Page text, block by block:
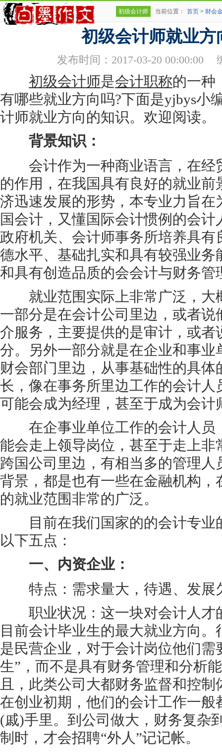
初级会计师 当前位置： 首页 > 财会
初级会计师就业方
发布时间：2017-03-20 00:00:00
初级会计师是会计职称的一种
有哪些就业方向吗?下面是yjbys小
计师就业方向的知识。欢迎阅读。
背景知识：
会计作为一种商业语言，在经
的作用，在我国具有良好的就业
济迅速发展的形势，本专业力旨在
国会计，又懂国际会计惯例的会
政府机关、会计师事务所培养具有
德水平、基础扎实和具有较强业务
和具有创造品质的会会计与财务管
就业范围实际上非常广泛，大
一部分是在会计公司里边，或者
介服务，主要提供的是审计，或者
分。另外一部分就是在企业和事业
财会部门里边，从事基础性的具
长，像在事务所里边工作的会计人
可能会成为经理，甚至于成为会计
在企事业单位工作的会计人员
能会走上领导岗位，甚至于走上非
跨国公司里边，有相当多的管理
背景，都是也有一些在金融机构，
的就业范围非常的广泛。
目前在我们国家的的会计专业
以下五点：
一、内资企业：
特点：需求量大，待遇、发展
职业状况：这一块对会计人才
目前会计毕业生的最大就业方向
是民营企业，对于会计岗位他们需
生”，而不是具有财务管理和分析
且，此类公司大都财务监督和控
在创业初期，他们的会计工作一般
(戚)手里。到公司做大，财务复杂
制时，才会招聘“外人”记记帐。